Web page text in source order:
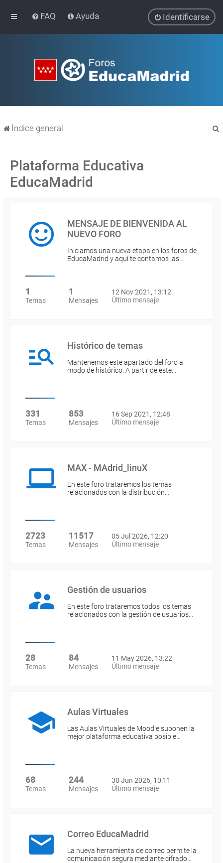
FAQ Ayuda Identificarse
Índice general
Plataforma Educativa
EducaMadrid
MENSAJE DE BIENVENIDA AL
NUEVO FORO
Iniciamos una nueva etapa en los foros de
EducaMadrid y aquí te contamos las…
1
Temas
1
Mensajes
12 Nov 2021, 13:12
Último mensaje
Histórico de temas
Mantenemos este apartado del foro a
modo de histórico. A partir de este…
331
Temas
853
Mensajes
16 Sep 2021, 12:48
Último mensaje
MAX - MAdrid_linuX
En este foro trataremos los temas
relacionados con la distribución…
2723
Temas
11517
Mensajes
05 Jul 2026, 12:20
Último mensaje
Gestión de usuarios
En este foro trataremos todos los temas
relacionados con la gestión de usuarios…
28
Temas
84
Mensajes
11 May 2026, 13:22
Último mensaje
Aulas Virtuales
Las Aulas Virtuales de Moodle suponen la
mejor plataforma educativa posible…
68
Temas
244
Mensajes
30 Jun 2026, 10:11
Último mensaje
Correo EducaMadrid
La nueva herramienta de correo permite la
comunicación segura mediante cifrado…